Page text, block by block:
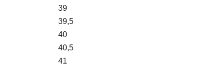
39
39,5
40
40,5
41